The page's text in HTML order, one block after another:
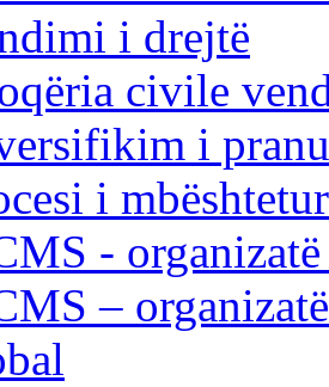
i drejtë
civile
i
i
-
–